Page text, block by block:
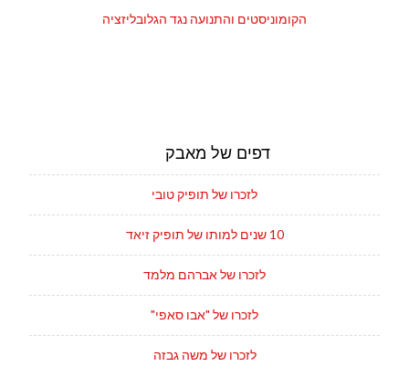
הקומוניסטים והתנועה נגד הגלובליזציה
דפים של מאבק
לזכרו של תופיק טובי
10 שנים למותו של תופיק זיאד
לזכרו של אברהם מלמד
לזכרו של "אבו סאפי"
לזכרו של משה גבזה